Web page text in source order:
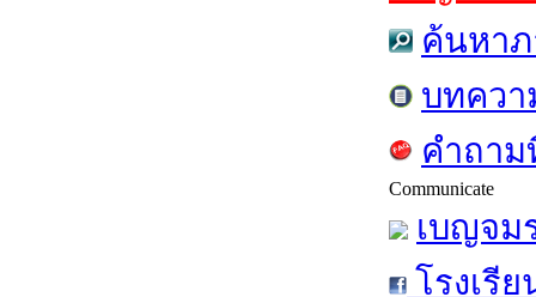
ค้นหาภ
บทควา
คำถา
Communicate
เบญจม
โรงเรี